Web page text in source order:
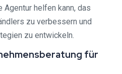
Agentur helfen kann, das
zu verbessern und
zu entwickeln.
für